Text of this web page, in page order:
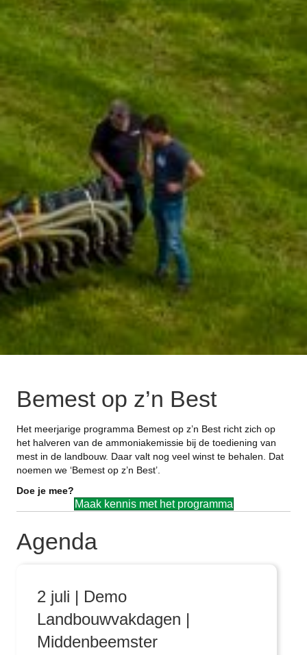
Bemest op z’n Best
Het meerjarige programma Bemest op z’n Best richt zich op
het halveren van de ammoniakemissie bij de toediening van
mest in de landbouw. Daar valt nog veel winst te behalen. Dat
noemen we ‘Bemest op z’n Best’.
Doe je mee?
Maak kennis met het programma
Agenda
2 juli | Demo
Landbouwvakdagen |
Middenbeemster